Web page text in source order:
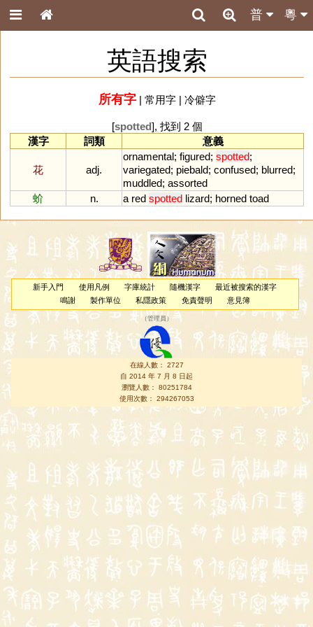
粵
普
英語搜索
所有字| 常用字| 冷僻字
[spotted], 找到 2 個
漢字
詞類 意義
花 adj.
ornamental; figured; spotted;
variegated; piebald; confused; blurred;
muddled; assorted
蚧
n. a red spotted lizard; horned toad
新手入門 使用凡例 字庫統計 隨機漢字
最近被搜索的漢字
鳴謝
製作單位 私隱政策 免責聲明 意見簿
（管理員 ）
在線人數： 2727
自 2014 年 7 月 8 日起
瀏覽人數： 80251784
使用次數： 294267053